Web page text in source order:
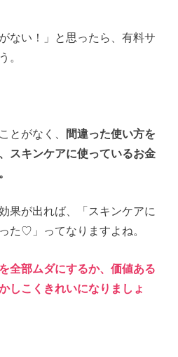
ない！」と思ったら、有料サ
。
とがなく、 間違った使い方を
スキンケアに使っているお金
果が出れば、「スキンケアに
た♡」ってなりますよね。
全部ムダにするか、価値ある
しこくきれいになりましょ